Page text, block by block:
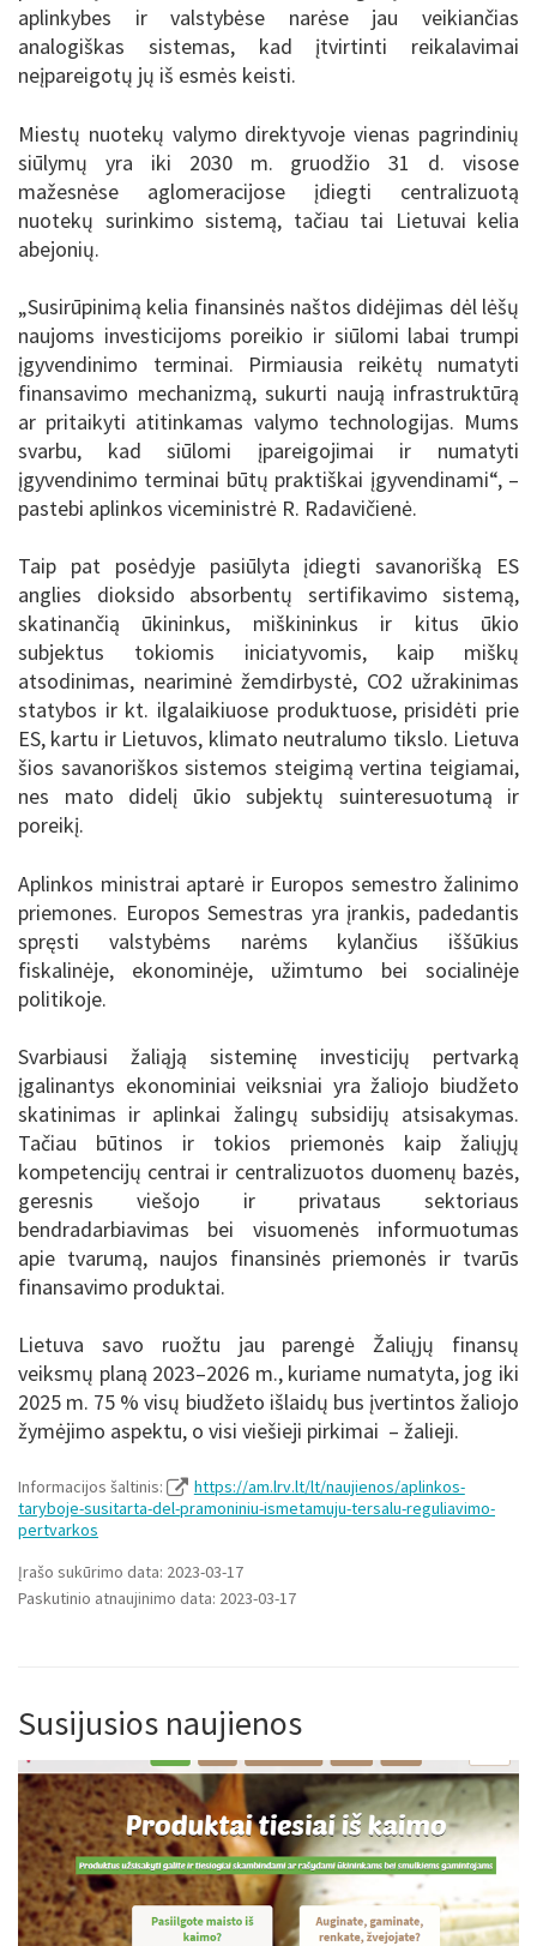
aplinkybes ir valstybėse narėse jau veikiančias
analogiškas sistemas, kad įtvirtinti reikalavimai
neįpareigotų jų iš esmės keisti.
Miestų nuotekų valymo direktyvoje vienas pagrindinių
siūlymų yra iki 2030 m. gruodžio 31 d. visose
mažesnėse aglomeracijose įdiegti centralizuotą
nuotekų surinkimo sistemą, tačiau tai Lietuvai kelia
abejonių.
„Susirūpinimą kelia finansinės naštos didėjimas dėl lėšų
naujoms investicijoms poreikio ir siūlomi labai trumpi
įgyvendinimo terminai. Pirmiausia reikėtų numatyti
finansavimo mechanizmą, sukurti naują infrastruktūrą
ar pritaikyti atitinkamas valymo technologijas. Mums
svarbu, kad siūlomi įpareigojimai ir numatyti
įgyvendinimo terminai būtų praktiškai įgyvendinami“, –
pastebi aplinkos viceministrė R. Radavičienė.
Taip pat posėdyje pasiūlyta įdiegti savanorišką ES
anglies dioksido absorbentų sertifikavimo sistemą,
skatinančią ūkininkus, miškininkus ir kitus ūkio
subjektus tokiomis iniciatyvomis, kaip miškų
atsodinimas, neariminė žemdirbystė, CO2 užrakinimas
statybos ir kt. ilgalaikiuose produktuose, prisidėti prie
ES, kartu ir Lietuvos, klimato neutralumo tikslo. Lietuva
šios savanoriškos sistemos steigimą vertina teigiamai,
nes mato didelį ūkio subjektų suinteresuotumą ir
poreikį.
Aplinkos ministrai aptarė ir Europos semestro žalinimo
priemones. Europos Semestras yra įrankis, padedantis
spręsti valstybėms narėms kylančius iššūkius
fiskalinėje, ekonominėje, užimtumo bei socialinėje
politikoje.
Svarbiausi žaliąją sisteminę investicijų pertvarką
įgalinantys ekonominiai veiksniai yra žaliojo biudžeto
skatinimas ir aplinkai žalingų subsidijų atsisakymas.
Tačiau būtinos ir tokios priemonės kaip žaliųjų
kompetencijų centrai ir centralizuotos duomenų bazės,
geresnis viešojo ir privataus sektoriaus
bendradarbiavimas bei visuomenės informuotumas
apie tvarumą, naujos finansinės priemonės ir tvarūs
finansavimo produktai.
Lietuva savo ruožtu jau parengė Žaliųjų finansų
veiksmų planą 2023–2026 m., kuriame numatyta, jog iki
2025 m. 75 % visų biudžeto išlaidų bus įvertintos žaliojo
žymėjimo aspektu, o visi viešieji pirkimai – žalieji.
Informacijos šaltinis:
https://am.lrv.lt/lt/naujienos/aplinkos-
taryboje-susitarta-del-pramoniniu-ismetamuju-tersalu-reguliavimo-
pertvarkos
Įrašo sukūrimo data: 2023-03-17
Paskutinio atnaujinimo data: 2023-03-17
Susijusios naujienos